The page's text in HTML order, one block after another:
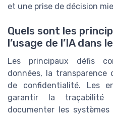
et une prise de décision
Quels sont les
l’usage de l’IA dans
Les principaux défis
données, la
de confidentialité. Les
garantir la traçabilité
documenter les